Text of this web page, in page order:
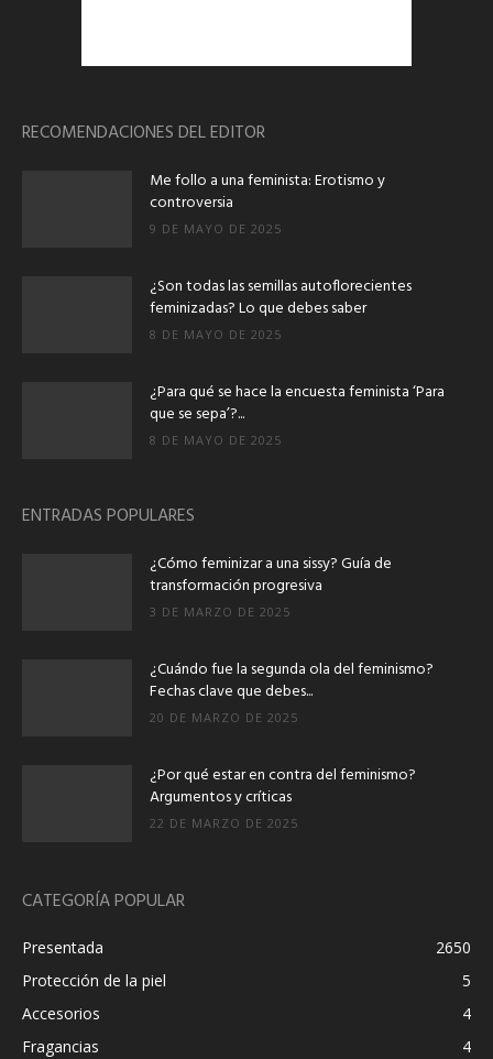
RECOMENDACIONES DEL EDITOR
Me follo a una feminista: Erotismo y
controversia
9 DE MAYO DE 2025
¿Son todas las semillas autoflorecientes
feminizadas? Lo que debes saber
8 DE MAYO DE 2025
¿Para qué se hace la encuesta feminista ‘Para
que se sepa’?...
8 DE MAYO DE 2025
ENTRADAS POPULARES
¿Cómo feminizar a una sissy? Guía de
transformación progresiva
3 DE MARZO DE 2025
¿Cuándo fue la segunda ola del feminismo?
Fechas clave que debes...
20 DE MARZO DE 2025
¿Por qué estar en contra del feminismo?
Argumentos y críticas
22 DE MARZO DE 2025
CATEGORÍA POPULAR
Presentada
2650
Protección de la piel
5
Accesorios
4
Fragancias
4